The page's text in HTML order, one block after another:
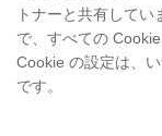
Y & G
よくある質問
トナーと共有して
で、すべての
Cookie の設定は、
です。